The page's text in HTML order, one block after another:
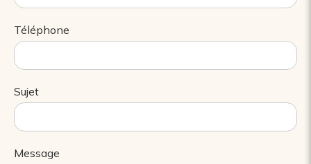
Téléphone
Sujet
Message